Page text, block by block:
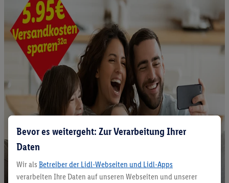
Bevor es weitergeht: Zur Verarbeitung Ihrer
Daten
Wir als Betreiber der Lidl-Webseiten und Lidl-Apps
verarbeiten Ihre Daten auf unseren Webseiten und unserer